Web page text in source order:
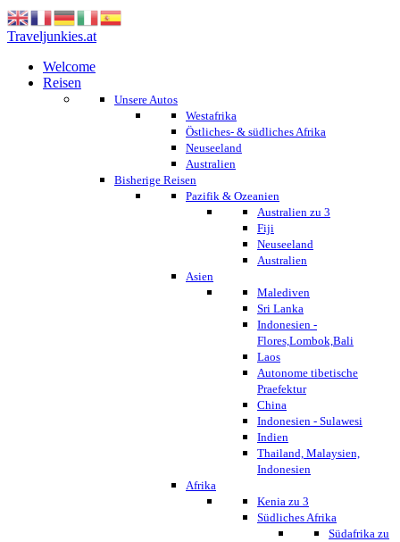
Traveljunkies.at
Welcome
Reisen
Unsere Autos
Westafrika
Östliches- & südliches Afrika
Neuseeland
Australien
Bisherige Reisen
Pazifik & Ozeanien
Australien zu 3
Fiji
Neuseeland
Australien
Asien
Malediven
Sri Lanka
Indonesien -
Flores,Lombok,Bali
Laos
Autonome tibetische
Praefektur
China
Indonesien - Sulawesi
Indien
Thailand, Malaysien,
Indonesien
Afrika
Kenia zu 3
Südliches Afrika
Südafrika zu